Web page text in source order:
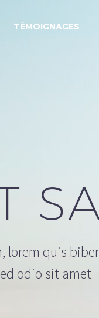
TÉMOIGNAGES
lorem quis
odio sit amet